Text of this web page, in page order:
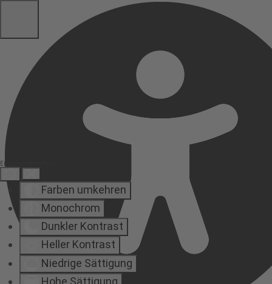
Eingabehilfen öffnen
Farben umkehren
Monochrom
Dunkler Kontrast
Heller Kontrast
Niedrige Sättigung
Hohe Sättigung